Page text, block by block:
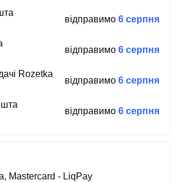
відправимо 6 серпня
відправимо 6 серпня
Rozetka
відправимо 6 серпня
відправимо 6 серпня
Mastercard - LiqPay